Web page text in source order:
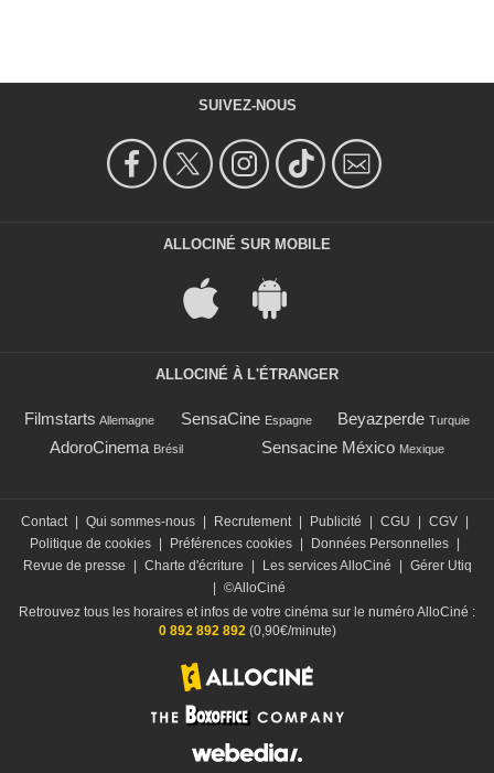
SUIVEZ-NOUS
ALLOCINÉ SUR MOBILE
ALLOCINÉ À L'ÉTRANGER
Filmstarts Allemagne SensaCine Espagne Beyazperde Turquie
AdoroCinema Brésil Sensacine México Mexique
Contact | Qui sommes-nous | Recrutement | Publicité | CGU | CGV |
Politique de cookies | Préférences cookies | Données Personnelles |
Revue de presse
| Charte d'écriture | Les services AlloCiné | Gérer Utiq
| ©AlloCiné
Retrouvez tous les horaires et infos de votre cinéma sur le numéro AlloCiné :
0 892 892 892 (0,90€/minute)